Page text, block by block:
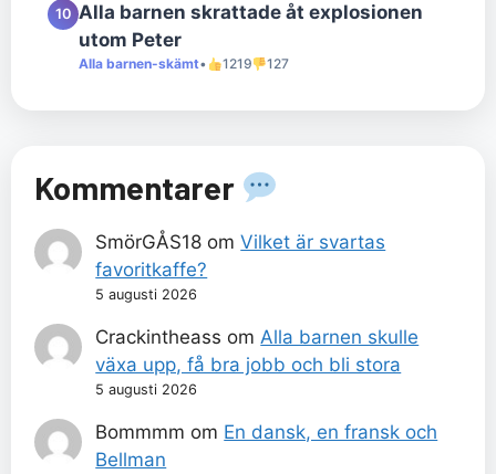
10 Alla barnen skrattade åt explosionen
utom Peter
Alla barnen-skämt• 1219 127
Kommentarer
SmörGÅS18 omVilket är svartas
favoritkaffe?
5 augusti 2026
Crackintheass om Alla barnen skulle
växa upp, få bra jobb och bli stora
5 augusti 2026
Bommmm om En dansk, en fransk och
Bellman